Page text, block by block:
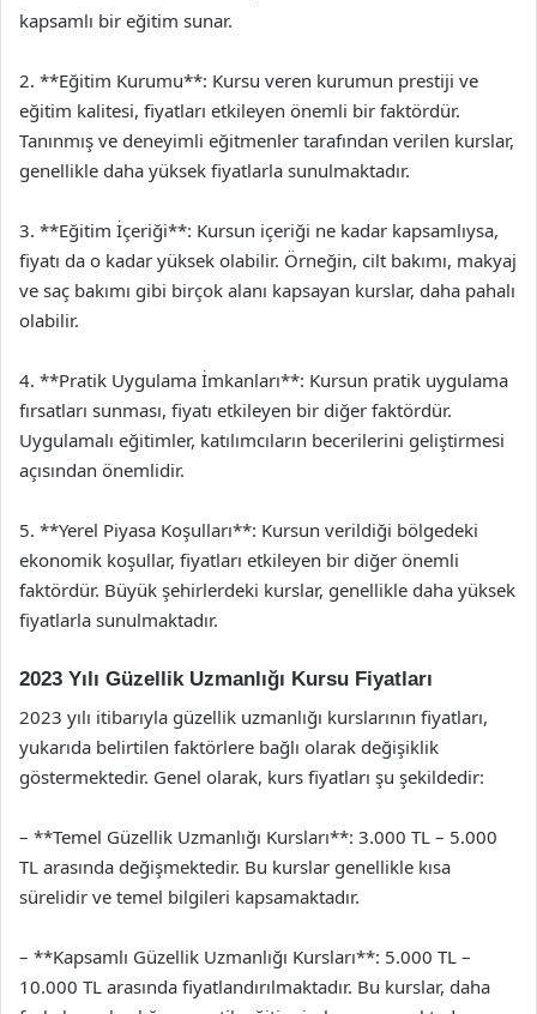
kapsamlı bir eğitim sunar.
2. **Eğitim Kurumu**: Kursu veren kurumun prestiji ve
eğitim kalitesi, fiyatları etkileyen önemli bir faktördür.
Tanınmış ve deneyimli eğitmenler tarafından verilen kurslar,
genellikle daha yüksek fiyatlarla sunulmaktadır.
3. **Eğitim İçeriği**: Kursun içeriği ne kadar kapsamlıysa,
fiyatı da o kadar yüksek olabilir. Örneğin, cilt bakımı, makyaj
ve saç bakımı gibi birçok alanı kapsayan kurslar, daha pahalı
olabilir.
4. **Pratik Uygulama İmkanları**: Kursun pratik uygulama
fırsatları sunması, fiyatı etkileyen bir diğer faktördür.
Uygulamalı eğitimler, katılımcıların becerilerini geliştirmesi
açısından önemlidir.
5. **Yerel Piyasa Koşulları**: Kursun verildiği bölgedeki
ekonomik koşullar, fiyatları etkileyen bir diğer önemli
faktördür. Büyük şehirlerdeki kurslar, genellikle daha yüksek
fiyatlarla sunulmaktadır.
2023 Yılı Güzellik Uzmanlığı Kursu Fiyatları
2023 yılı itibarıyla güzellik uzmanlığı kurslarının fiyatları,
yukarıda belirtilen faktörlere bağlı olarak değişiklik
göstermektedir. Genel olarak, kurs fiyatları şu şekildedir:
– **Temel Güzellik Uzmanlığı Kursları**: 3.000 TL – 5.000
TL arasında değişmektedir. Bu kurslar genellikle kısa
sürelidir ve temel bilgileri kapsamaktadır.
– **Kapsamlı Güzellik Uzmanlığı Kursları**: 5.000 TL –
10.000 TL arasında fiyatlandırılmaktadır. Bu kurslar, daha